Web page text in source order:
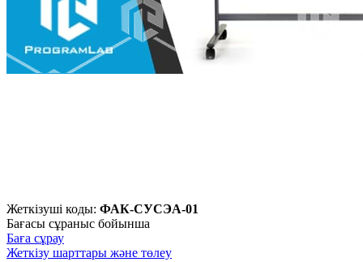
Жеткізуші коды: ФАК-СУСЭА-01
Бағасы сұраныс бойынша
Баға сұрау
Жеткізу шарттары және төлеу